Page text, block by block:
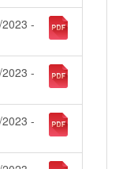
-
-
-